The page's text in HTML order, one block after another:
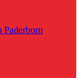
Paderborn